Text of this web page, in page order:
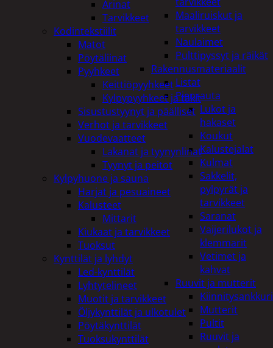
Maaliruiskut ja
tarvikkeet
Naulaimet
Pulttipyssyt ja räikät
Rakennusmateriaalit
Listat
Pienrauta
Lukot ja
hakaset
Koukut
Kalustejalat
Kulmat
Sakkelit,
pylpyrät ja
tarvikkeet
Saranat
Vaijerilukot ja
klemmarit
Vetimet ja
kahvat
Ruuvit ja mutterit
Mutterit
Pultit
Ruuvit ja
Arinat
Tarvikkeet
Kodintekstiilit
Matot
Pöytäliinat
Pyyhkeet
Keittiöpyyhkeet
Kylpypyyhkeet ja takit
Sisustustyynyt ja päälliset
Verhot ja tarvikkeet
Vuodevaatteet
Lakanat ja tyynynlinat
Tyynyt ja peitot
Kylpyhuone ja sauna
Harjat ja pesuaineet
Kalusteet
Mittarit
Kiukaat ja tarvikkeet
Tuoksut
Kynttilät ja lyhdyt
Led-kynttilät
Lyhtytelineet
Muotit ja tarvikkeet
Öljykynttilät ja ulkotulet
Pöytäkynttilät
Tuoksukynttilät